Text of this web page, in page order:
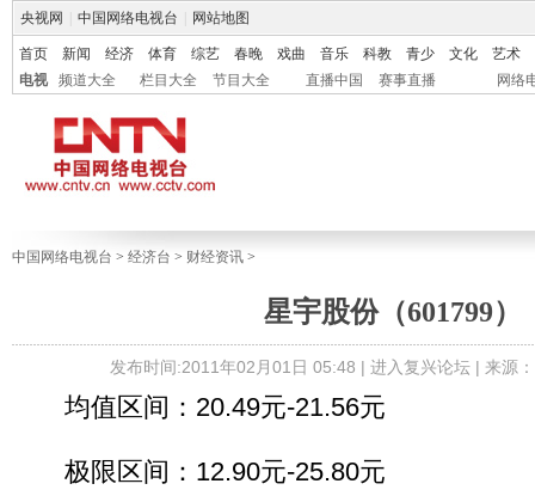
央视网 中国网络电视台 网站地图
首页 新闻 经济 体育 综艺 春晚 戏曲 音乐 科教 青少 文化
艺术
电视
频道大全 栏目大全 节目大全 直播中国 赛事直播 网络
中国网络电视台 > 经济台 > 财经资讯 >
星宇股份（601799）
发布时间:2011年02月01日 05:48 | 进入复兴论坛 | 来源
均值区间：20.49元-21.56元
极限区间：12.90元-25.80元